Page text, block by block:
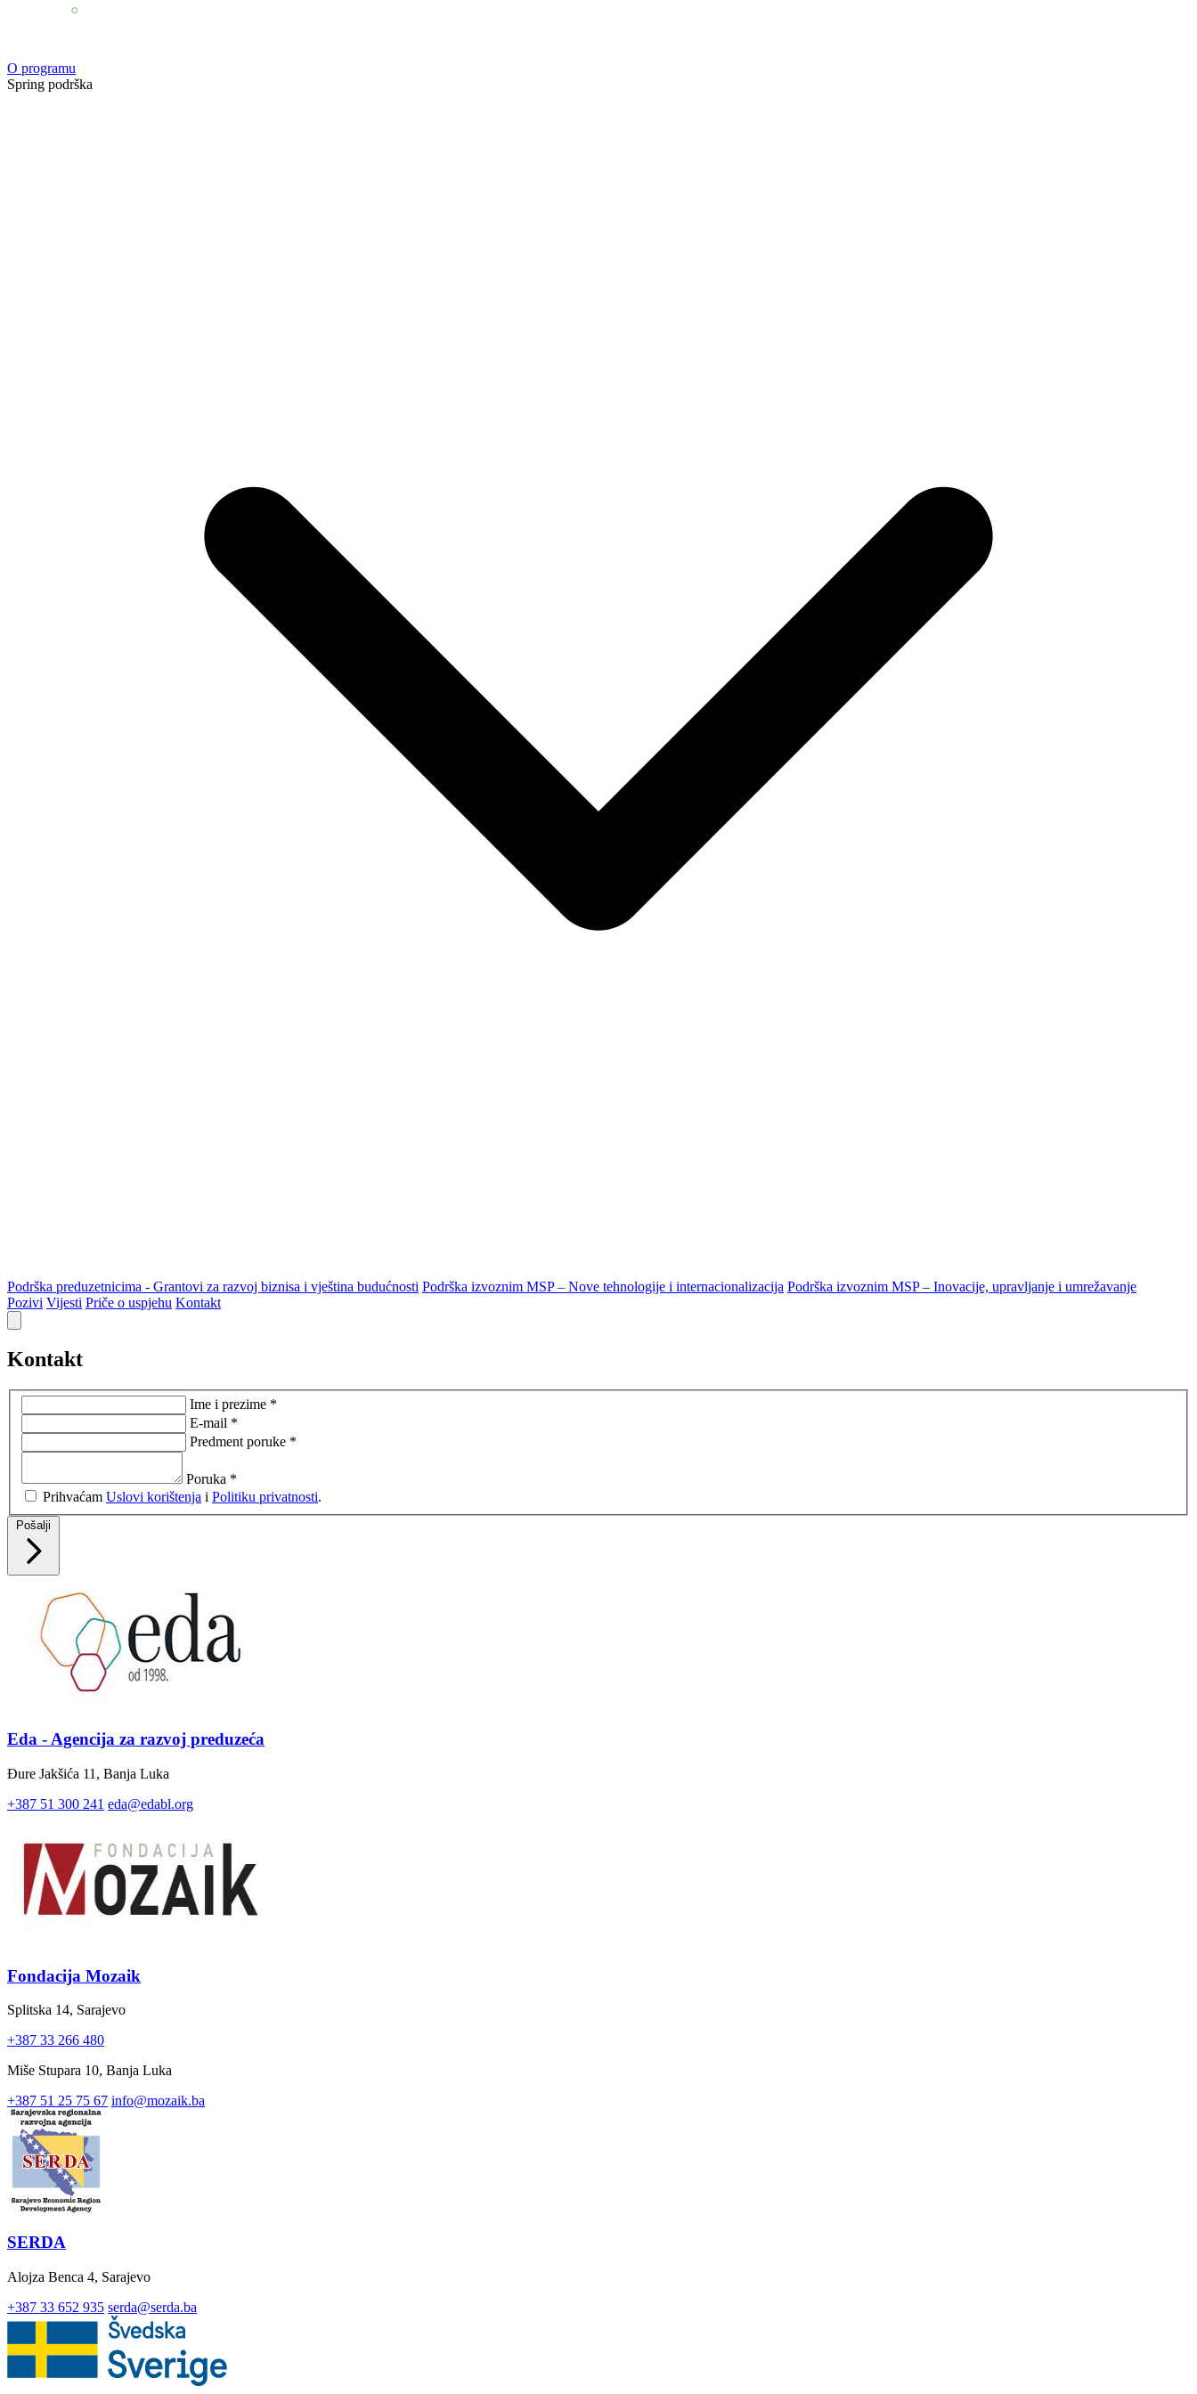
O programu
Spring podrška
Podrška preduzetnicima - Grantovi za razvoj biznisa i vještina budućnosti Podrška izvoznim MSP – Nove tehnologije i internacionalizacija Podrška izvoznim MSP – Inovacije, upravljanje i umrežavanje
Pozivi Vijesti Priče o uspjehu Kontakt
Kontakt
Ime i prezime *
E-mail *
Predment poruke *
Poruka *
Prihvaćam Uslovi korištenja i Politiku privatnosti.
Pošalji
Eda - Agencija za razvoj preduzeća
Đure Jakšića 11, Banja Luka
+387 51 300 241 eda@edabl.org
Fondacija Mozaik
Splitska 14, Sarajevo
+387 33 266 480
Miše Stupara 10, Banja Luka
+387 51 25 75 67 info@mozaik.ba
SERDA
Alojza Benca 4, Sarajevo
+387 33 652 935 serda@serda.ba